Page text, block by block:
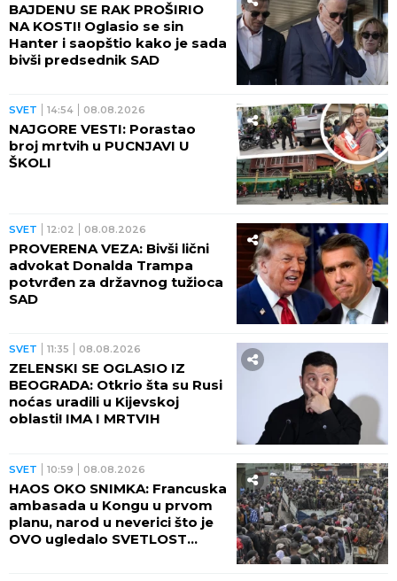
BAJDENU SE RAK PROŠIRIO
NA KOSTI! Oglasio se sin
Hanter i saopštio kako je sada
bivši predsednik SAD
SVET 14:54 08.08.2026
NAJGORE VESTI: Porastao
broj mrtvih u PUCNJAVI U
ŠKOLI
SVET 12:02 08.08.2026
PROVERENA VEZA: Bivši lični
advokat Donalda Trampa
potvrđen za državnog tužioca
SAD
SVET 11:35 08.08.2026
ZELENSKI SE OGLASIO IZ
BEOGRADA: Otkrio šta su Rusi
noćas uradili u Kijevskoj
oblasti! IMA I MRTVIH
SVET 10:59 08.08.2026
HAOS OKO SNIMKA: Francuska
ambasada u Kongu u prvom
planu, narod u neverici što je
OVO ugledalo SVETLOST